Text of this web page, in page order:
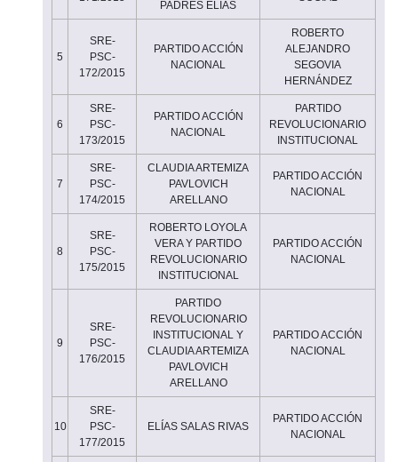
PADRÉS ELIAS
5
SRE-
PSC-
172/2015
PARTIDO ACCIÓN
NACIONAL
ROBERTO
ALEJANDRO
SEGOVIA
HERNÁNDEZ
6
SRE-
PSC-
173/2015
PARTIDO ACCIÓN
NACIONAL
PARTIDO
REVOLUCIONARIO
INSTITUCIONAL
7
SRE-
PSC-
174/2015
CLAUDIA ARTEMIZA
PAVLOVICH
ARELLANO
PARTIDO ACCIÓN
NACIONAL
8
SRE-
PSC-
175/2015
ROBERTO LOYOLA
VERA Y PARTIDO
REVOLUCIONARIO
INSTITUCIONAL
PARTIDO ACCIÓN
NACIONAL
9
SRE-
PSC-
176/2015
PARTIDO
REVOLUCIONARIO
INSTITUCIONAL Y
CLAUDIA ARTEMIZA
PAVLOVICH
ARELLANO
PARTIDO ACCIÓN
NACIONAL
10
SRE-
PSC-
177/2015
ELÍAS SALAS RIVAS
PARTIDO ACCIÓN
NACIONAL